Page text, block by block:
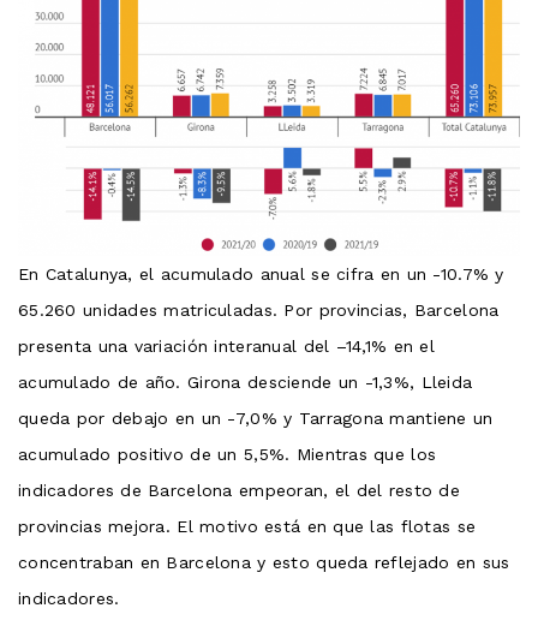
En Catalunya, el acumulado anual se cifra en un -10.7% y
65.260 unidades matriculadas. Por provincias, Barcelona
presenta una variación interanual del –14,1% en el
acumulado de año. Girona desciende un -1,3%, Lleida
queda por debajo en un -7,0% y Tarragona mantiene un
acumulado positivo de un 5,5%. Mientras que los
indicadores de Barcelona empeoran, el del resto de
provincias mejora. El motivo está en que las flotas se
concentraban en Barcelona y esto queda reflejado en sus
indicadores.